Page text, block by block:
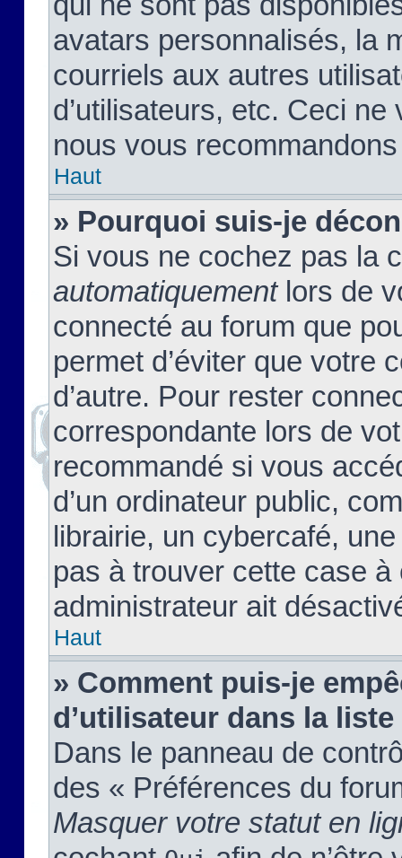
avatars personnalisés, la
courriels aux autres
d’utilisateurs, etc. Ceci
nous vous
Haut
» Pourquoi suis-je
Si vous ne cochez pas la
automatiquementlors de
connecté au forum que
permet d’éviter que votre
d’autre. Pour rester
correspondante lors de
recommandé si vous
d’un ordinateur public,
librairie, un cybercafé,
pas à trouver cette case à
administrateur ait
Haut
» Comment puis-je
d’utilisateur dans la
Dans le panneau de
des « Préférences du
Masquer votre statut en